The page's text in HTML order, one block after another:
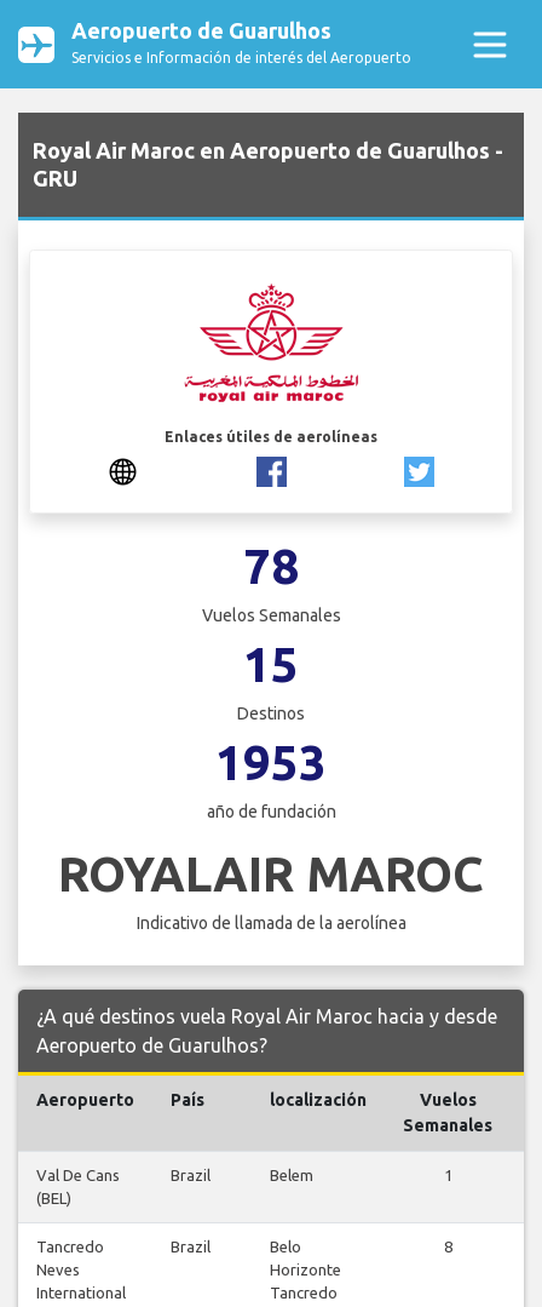
Aeropuerto de Guarulhos
Servicios e Información de interés del Aeropuerto
Royal Air Maroc en Aeropuerto de Guarulhos -
GRU
Enlaces útiles de aerolíneas
78
Vuelos Semanales
15
Destinos
1953
año de fundación
ROYALAIR MAROC
Indicativo de llamada de la aerolínea
¿A qué destinos vuela Royal Air Maroc hacia y desde
Aeropuerto de Guarulhos?
Aeropuerto País localización
Vuelos
Semanales
Val De Cans
(BEL)
Brazil Belem
1
Tancredo
Neves
International
Brazil
Belo
Horizonte
Tancredo
8